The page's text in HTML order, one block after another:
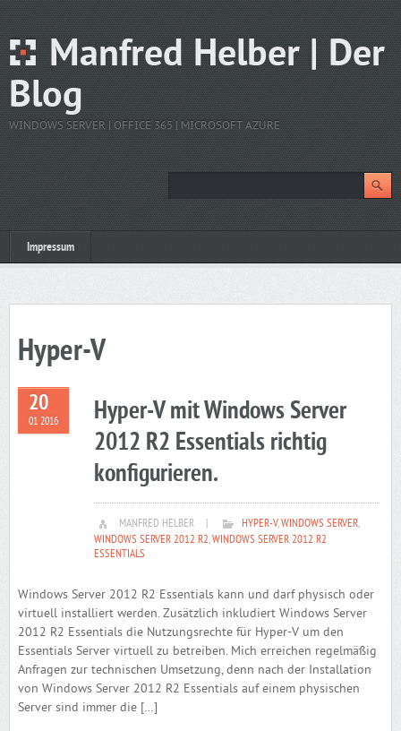
Manfred Helber | Der
Blog
WINDOWS SERVER | OFFICE 365 | MICROSOFT AZURE
Impressum
Hyper-V
20
01 2016
Hyper-V mit Windows Server
2012 R2 Essentials richtig
konfigurieren.
MANFRED HELBER HYPER-V,WINDOWS SERVER,
WINDOWS SERVER 2012 R2,WINDOWS SERVER 2012 R2
ESSENTIALS
Windows Server 2012 R2 Essentials kann und darf physisch oder
virtuell installiert werden. Zusätzlich inkludiert Windows Server
2012 R2 Essentials die Nutzungsrechte für Hyper-V um den
Essentials Server virtuell zu betreiben. Mich erreichen regelmäßig
Anfragen zur technischen Umsetzung, denn nach der Installation
von Windows Server 2012 R2 Essentials auf einem physischen
Server sind immer die […]